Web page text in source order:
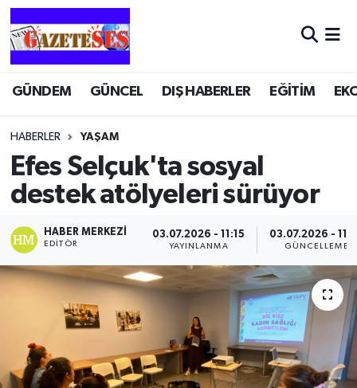
GÜNDEM GÜNCEL DIŞ HABERLER EĞİTİM
HABERLER YAŞAM
Efes Selçuk'ta sosyal
destek atölyeleri sürüyor
HABER MERKEZI
EDITÖR
03.07.2026 - 11:15
YAYINLANMA
03.07.2026 -
GÜNCELLEME